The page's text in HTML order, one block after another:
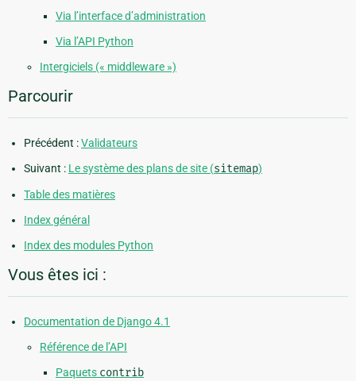
Via l’interface d’administration
Via l’API Python
Intergiciels (« middleware »)
Parcourir
Précédent :Validateurs
Suivant : Le système des plans de site (sitemap)
Table des matières
Index général
Index des modules Python
Vous êtes ici :
Documentation de Django 4.1
Référence de l’API
Paquets contrib